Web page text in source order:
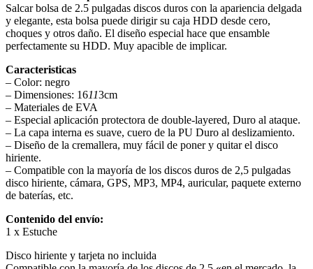
Salcar bolsa de 2.5 pulgadas discos duros con la apariencia delgada
y elegante, esta bolsa puede dirigir su caja HDD desde cero,
choques y otros daño. El diseño especial hace que ensamble
perfectamente su HDD. Muy apacible de implicar.
Caracteristicas
– Color: negro
– Dimensiones: 16113cm
– Materiales de EVA
– Especial aplicación protectora de double-layered, Duro al ataque.
– La capa interna es suave, cuero de la PU Duro al deslizamiento.
– Diseño de la cremallera, muy fácil de poner y quitar el disco
hiriente.
– Compatible con la mayoría de los discos duros de 2,5 pulgadas
disco hiriente, cámara, GPS, MP3, MP4, auricular, paquete externo
de baterías, etc.
Contenido del envío:
1 x Estuche
Disco hiriente y tarjeta no incluida